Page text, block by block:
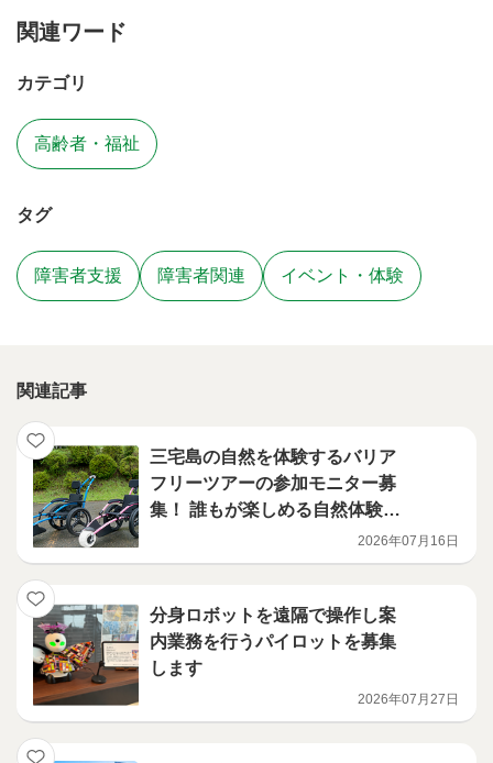
関連ワード
カテゴリ
高齢者・福祉
タグ
障害者支援 障害者関連 イベント・体験
関連記事
三宅島の自然を体験するバリア
フリーツアーの参加モニター募
集！ 誰もが楽しめる自然体験型
2026年07月16日
分身ロボットを遠隔で操作し案
内業務を行うパイロットを募集
します
2026年07月27日